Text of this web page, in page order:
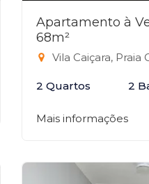
Apartamento à
68m²
Vila Caiçara, Praia
2 Quartos 2
Mais informações